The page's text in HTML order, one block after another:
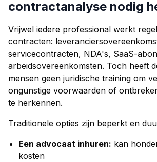
contractanalyse nodig
Vrijwel iedere professional werkt
contracten:
servicecontracten, NDA's, SaaS-
arbeidsovereenkomsten. Toch heeft
mensen geen juridische training om
ongunstige voorwaarden of
te herkennen.
Traditionele opties zijn beperkt en
Een advocaat inhuren: kan
kosten